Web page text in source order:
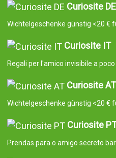
Curiosite DE
Wichtelgeschenke günstig <20 €
Curiosite IT
Regali per l'amico invisibile a
Curiosite AT
Wichtelgeschenke günstig <20 €
Curiosite
Prendas para o amigo secreto